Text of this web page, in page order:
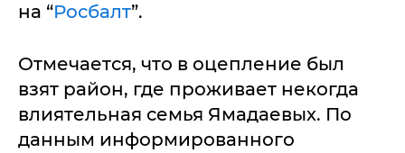
на “Росбалт”.
Отмечается, что в оцепление был
взят район, где проживает некогда
влиятельная семья Ямадаевых. По
данным информированного